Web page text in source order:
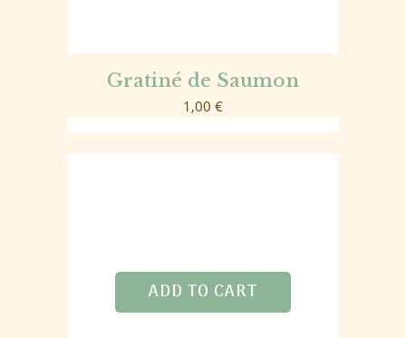
Gratiné de Saumon
1,00 €
ADD TO CART